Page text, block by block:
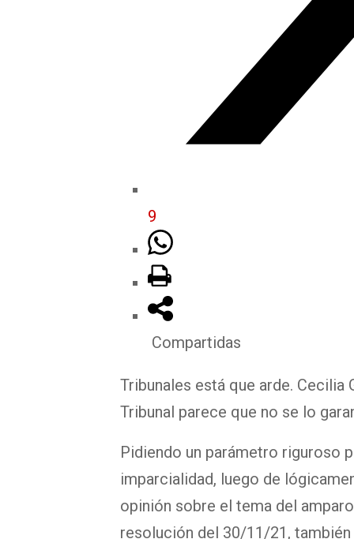
9
Compartidas
Tribunales está que arde. Cecilia
Tribunal parece que no se lo
Pidiendo un parámetro riguroso
imparcialidad, luego de
opinión sobre el tema del
resolución del 30/11/21,